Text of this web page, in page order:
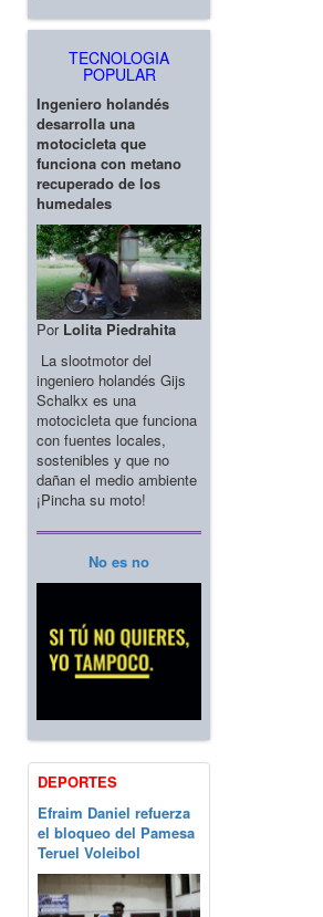
TECNOLOGIA
POPULAR
Ingeniero holandés
desarrolla una
motocicleta que
funciona con metano
recuperado de los
humedales
Por Lolita Piedrahita
La slootmotor del
ingeniero holandés Gijs
Schalkx es una
motocicleta que funciona
con fuentes locales,
sostenibles y que no
dañan el medio ambiente
¡Pincha su moto!
No es no
DEPORTES
Efraim Daniel refuerza
el bloqueo del Pamesa
Teruel Voleibol